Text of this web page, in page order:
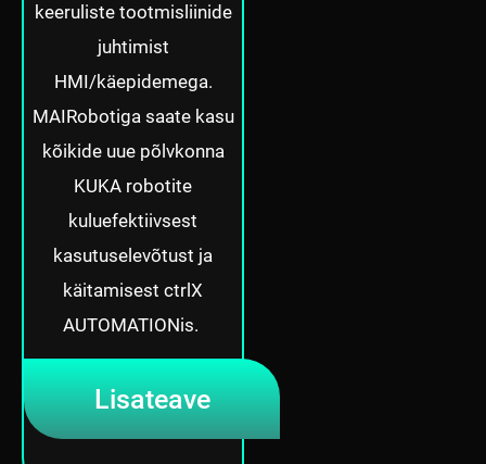
keeruliste tootmisliinide
juhtimist
HMI/käepidemega.
MAIRobotiga saate kasu
kõikide uue põlvkonna
KUKA robotite
kuluefektiivsest
kasutuselevõtust ja
käitamisest ctrlX
AUTOMATIONis.
Lisateave